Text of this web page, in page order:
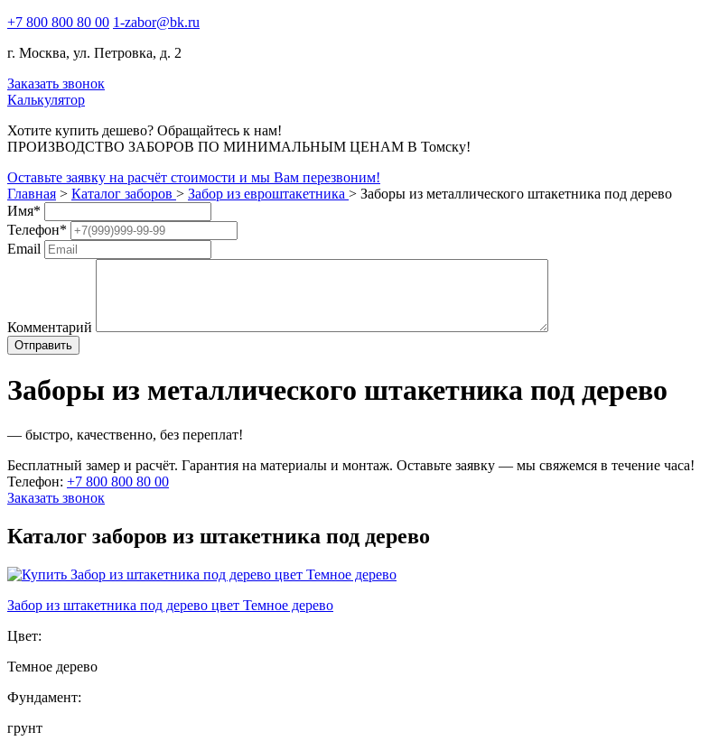
+7 800 800 80 00 1-zabor@bk.ru
г. Москва, ул. Петровка, д. 2
Заказать звонок
Калькулятор
Хотите купить дешево? Обращайтесь к нам!
ПРОИЗВОДСТВО ЗАБОРОВ ПО МИНИМАЛЬНЫМ ЦЕНАМ В Томску!
Оставьте заявку на расчёт стоимости и мы Вам перезвоним!
Главная > Каталог заборов > Забор из евроштакетника > Заборы из металлического штакетника под дерево
Имя*
Телефон*
Email
Комментарий
Заборы из металлического штакетника под дерево
— быстро, качественно, без переплат!
Бесплатный замер и расчёт. Гарантия на материалы и монтаж. Оставьте заявку — мы свяжемся в течение часа!
Телефон: +7 800 800 80 00
Заказать звонок
Каталог заборов из штакетника под дерево
Забор из штакетника под дерево цвет Темное дерево
Цвет:
Темное дерево
Фундамент:
грунт